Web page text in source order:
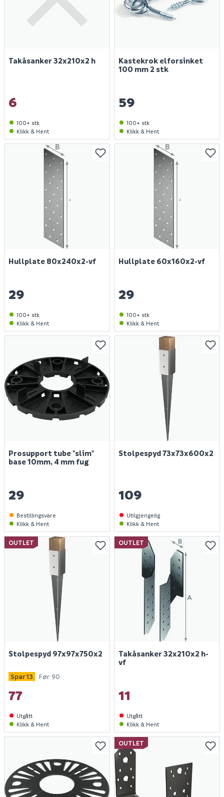
Takåsanker 32x210x2 h
6
100+ stk
Klikk & Hent
Kastekrok elforsinket
100 mm 2 stk
59
100+ stk
Klikk & Hent
Hullplate 80x240x2-vf
29
100+ stk
Klikk & Hent
Hullplate 60x160x2-vf
29
100+ stk
Klikk & Hent
Prosupport tube "slim"
base 10mm, 4 mm fug
29
Bestillingsvare
Klikk & Hent
Stolpespyd 73x73x600x2
109
Utilgjengelig
Klikk & Hent
OUTLET
Stolpespyd 97x97x750x2
77
Spar 13 Før 90
Utgått
Klikk & Hent
OUTLET
Takåsanker 32x210x2 h-
vf
11
Utgått
Klikk & Hent
OUTLET